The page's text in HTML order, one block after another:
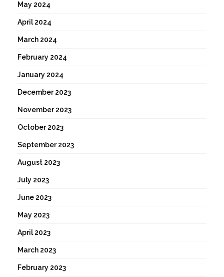
May 2024
April 2024
March 2024
February 2024
January 2024
December 2023
November 2023
October 2023
September 2023
August 2023
July 2023
June 2023
May 2023
April 2023
March 2023
February 2023